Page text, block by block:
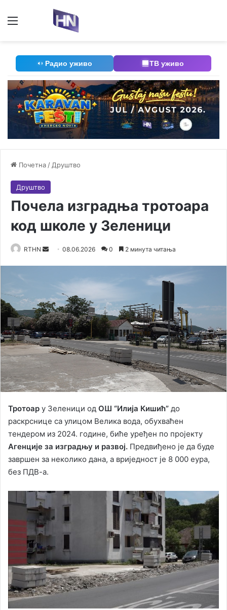
Радио уживо ТВ уживо
Почетна / Друштво
Друштво
Почела изградња тротоара
код школе у Зеленици
RTHN
a
n
e
m
a
08.06.2026 0 2 минута читања
Тротоар у Зеленици од ОШ “Илија Кишић” до
раскрснице са улицом Велика вода, обухваћен
тендером из 2024. године, биће уређен по пројекту
Агенције за изградњу и развој. Предвиђено је да буде
завршен за неколико дана, а вриједност је 8 000 еура,
без ПДВ-а.